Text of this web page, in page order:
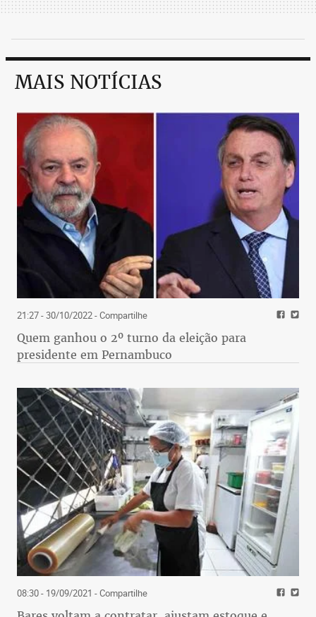
MAIS NOTÍCIAS
21:27 - 30/10/2022- Compartilhe
Quem ganhou o 2º turno da eleição para
presidente em Pernambuco
08:30 - 19/09/2021 - Compartilhe